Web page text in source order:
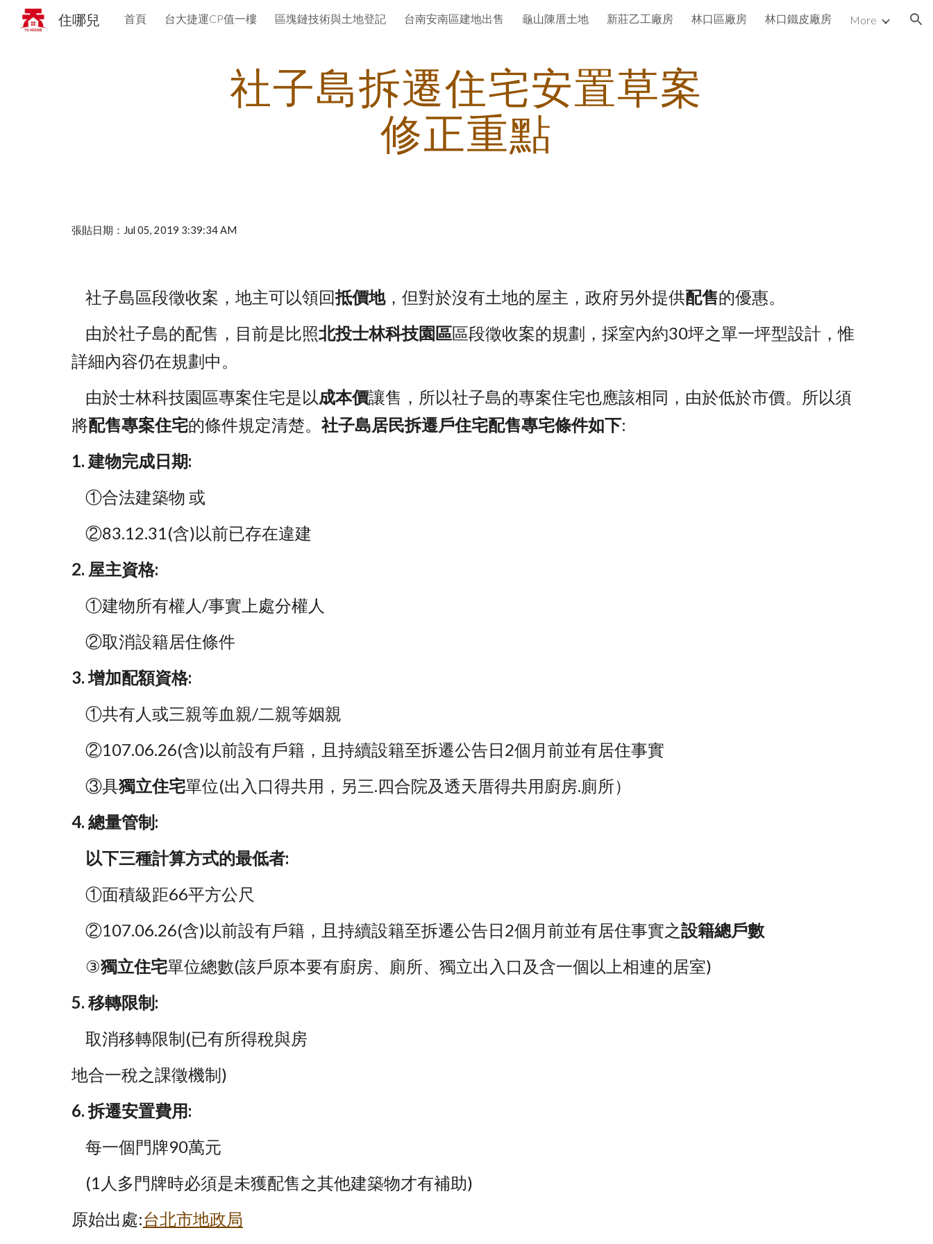
Skip to main content Skip to navigation
住哪兒 首頁 台大捷運CP值一樓 區塊鏈技術與土地登記 台南安南區建地出售 龜山陳厝土地 新莊乙工廠房 林口區廠房 林口鐵皮廠房 More
社子島拆遷住宅安置草案
修正重點
張貼日期：Jul 05, 2019 3:39:34 AM
    社子島區段徵收案，地主可以領回
抵價地，但對於沒有土地的屋主，政府另外提供配售的優惠。
    由於社子島的配售，目前是比照
北投士林科技園區區段徵收案的規劃，採室內約30坪之單一坪型設計，惟
詳細內容仍在規劃中。
    由於士林科技園區專案住宅是以
成本價讓售，所以社子島的專案住宅也應該相同，由於低於市價。所以須
將配售專案住宅的條件規定清楚。 社子島居民拆遷戶住宅配售專宅條件如下:
1. 建物完成日期:
    ①合法建築物 或
    ②83.12.31(含)以前已存在違建
2. 屋主資格:
    ①建物所有權人/事實上處分權人
    ②取消設籍居住條件
3. 增加配額資格:
    ①共有人或三親等血親/二親等姻親
    ②107.06.26(含)以前設有戶籍，且持續設籍至拆遷公告日2個月前並有居住事實
    ③具
獨立住宅單位(出入口得共用，另三.四合院及透天厝得共用廚房.廁所）
4. 總量管制:
    以下三種計算方式的最低者:
    ①面積級距66平方公尺
    ②107.06.26(含)以前設有戶籍，且持續設籍至拆遷公告日2個月前並有居住事實之
設籍總戶數
    ③
獨立住宅單位總數(該戶原本要有廚房、廁所、獨立出入口及含一個以上相連的居室)
5. 移轉限制:
    取消移轉限制(已有所得稅與房
地合一稅之課徵機制)
6. 拆遷安置費用:
    每一個門牌90萬元
    (1人多門牌時必須是未獲配售之其他建築物才有補助)
原始出處:台北市地政局